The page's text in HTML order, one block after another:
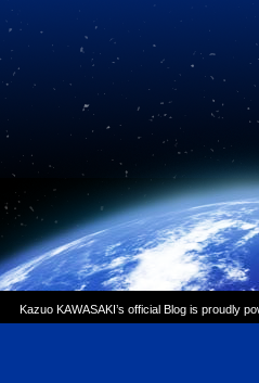
Kazuo KAWASAKI’s official Blog is proudly